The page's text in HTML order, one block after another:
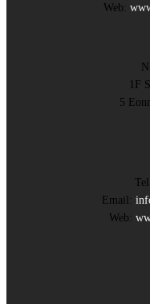
Web:
1F
5
Tel:
Email:
Web: